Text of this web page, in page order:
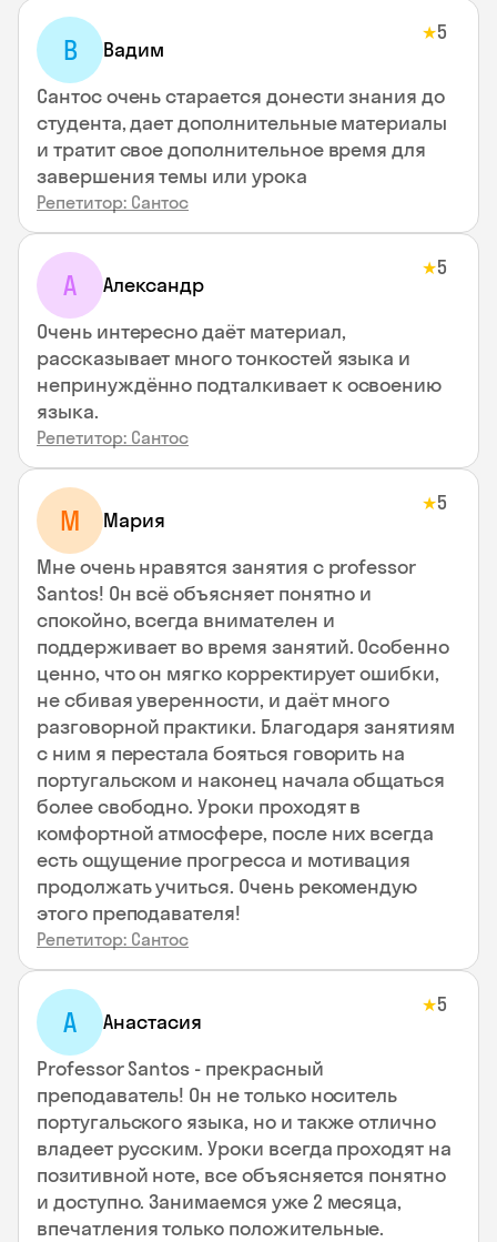
В Вадим
★5
Сантос очень старается донести знания до
студента, дает дополнительные материалы
и тратит свое дополнительное время для
завершения темы или урока
Репетитор: Сантос
А Александр
★5
Очень интересно даёт материал,
рассказывает много тонкостей языка и
непринуждённо подталкивает к освоению
языка.
Репетитор: Сантос
М Мария
★5
Мне очень нравятся занятия с professor
Santos! Он всё объясняет понятно и
спокойно, всегда внимателен и
поддерживает во время занятий. Особенно
ценно, что он мягко корректирует ошибки,
не сбивая уверенности, и даёт много
разговорной практики. Благодаря занятиям
с ним я перестала бояться говорить на
португальском и наконец начала общаться
более свободно. Уроки проходят в
комфортной атмосфере, после них всегда
есть ощущение прогресса и мотивация
продолжать учиться. Очень рекомендую
этого преподавателя!
Репетитор: Сантос
А Анастасия
★5
Professor Santos - прекрасный
преподаватель! Он не только носитель
португальского языка, но и также отлично
владеет русским. Уроки всегда проходят на
позитивной ноте, все объясняется понятно
и доступно. Занимаемся уже 2 месяца,
впечатления только положительные.